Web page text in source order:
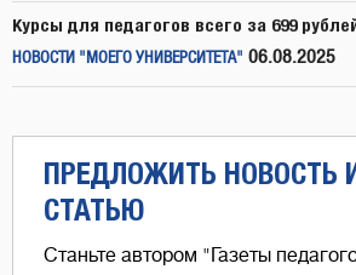
Курсы для педагогов всего за 699
НОВОСТИ "МОЕГО УНИВЕРСИТЕТА" 06.08.2025
ПРЕДЛОЖИТЬ НОВОСТЬ
СТАТЬЮ
Станьте автором "Газеты